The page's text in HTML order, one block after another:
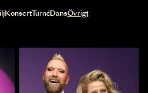
automatiskt
KonsertTurnéDansÖvrigt